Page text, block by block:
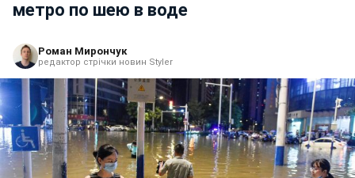
метро по шею в воде
Роман Мирончук
редактор стрічки новин Styler